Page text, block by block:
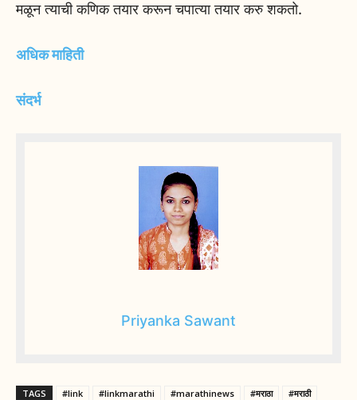
मळून त्याची कणिक तयार करून चपात्या तयार करु शकतो.
अधिक माहिती
संदर्भ
Priyanka Sawant
TAGS #link #linkmarathi #marathinews #मराठा
#मराठी